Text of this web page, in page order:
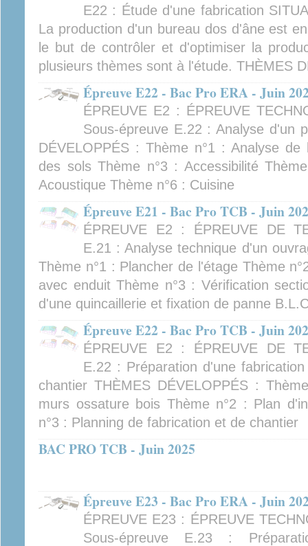
E22 : Étude d'une fabrication
La production d'un bureau dos d'âne est
le but de contrôler et d'optimiser la
plusieurs thèmes sont à l'étude. THÈMES
Épreuve E22 - Bac Pro ERA - Juin
ÉPREUVE E2 : ÉPREUVE
Sous-épreuve E.22 : Analyse d'un
DÉVELOPPÉS : Thème n°1 : Analyse
des sols Thème n°3 : Accessibilité
Acoustique Thème n°6 : Cuisine
Épreuve E21 - Bac Pro TCB - Juin
ÉPREUVE E2 : ÉPREUVE DE
E.21 : Analyse technique d'un
Thème n°1 : Plancher de l'étage Thème
avec enduit Thème n°3 : Vérification
d'une quincaillerie et fixation de panne
Épreuve E22 - Bac Pro TCB - Juin
ÉPREUVE E2 : ÉPREUVE DE
E.22 : Préparation d'une
chantier THÈMES DÉVELOPPÉS :
murs ossature bois Thème n°2 : Plan
n°3 : Planning de fabrication et de chantier
BAC PRO TCB - Juin 2025
Épreuve E23 - Bac Pro ERA - Juin
ÉPREUVE E23 : ÉPREUVE
Sous-épreuve E.23 :